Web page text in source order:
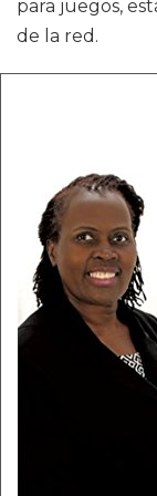
para juegos,
de la red.